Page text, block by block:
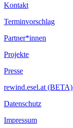
Kontakt
Terminvorschlag
Partner*innen
Projekte
Presse
rewind.esel.at (BETA)
Datenschutz
Impressum